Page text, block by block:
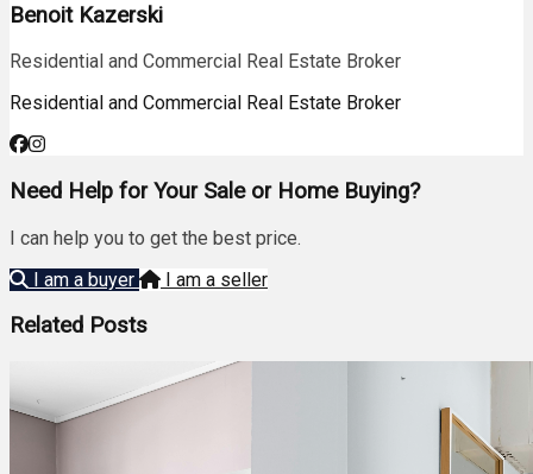
Benoit Kazerski
Residential and Commercial Real Estate Broker
Residential and Commercial Real Estate Broker
Need Help for Your Sale or Home Buying?
I can help you to get the best price.
I am a buyer
I am a seller
Related Posts